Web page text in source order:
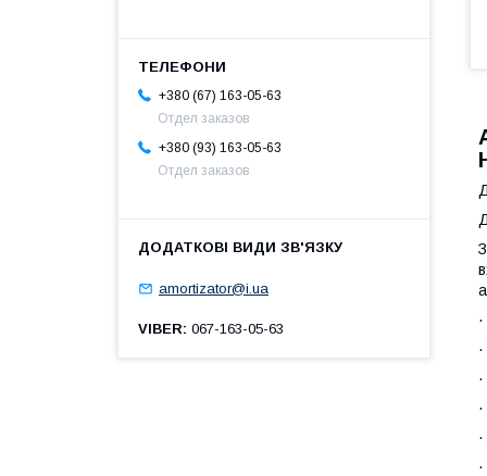
+380 (67) 163-05-63
Отдел заказов
+380 (93) 163-05-63
Отдел заказов
amortizator@i.ua
VIBER 067-163-05-63